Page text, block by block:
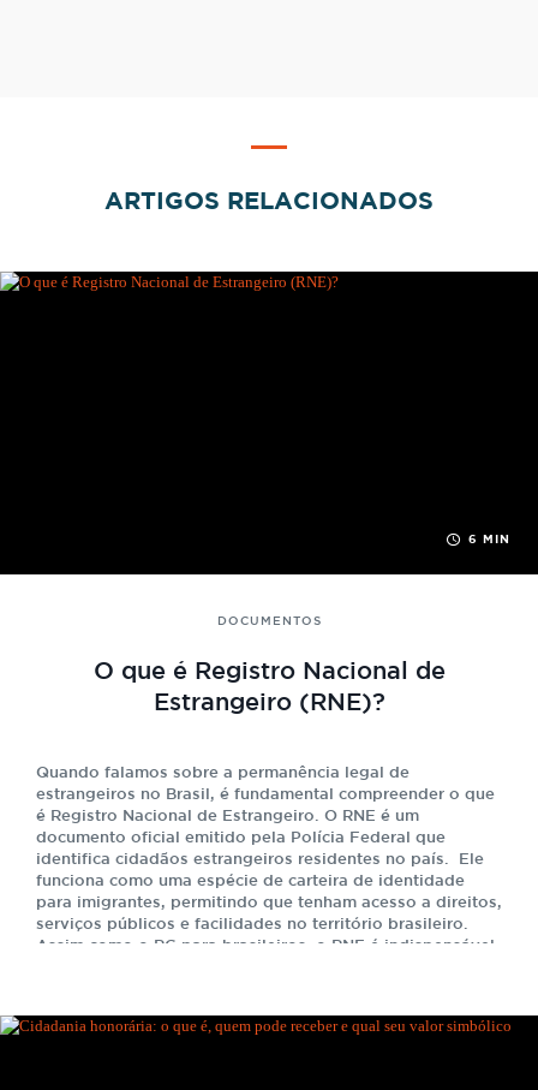
ARTIGOS RELACIONADOS
6 MIN
DOCUMENTOS
O que é Registro Nacional de
Estrangeiro (RNE)?
Quando falamos sobre a permanência legal de
estrangeiros no Brasil, é fundamental compreender o que
é Registro Nacional de Estrangeiro. O RNE é um
documento oficial emitido pela Polícia Federal que
identifica cidadãos estrangeiros residentes no país. Ele
funciona como uma espécie de carteira de identidade
para imigrantes, permitindo que tenham acesso a direitos,
serviços públicos e facilidades no território brasileiro.
Assim como o RG para brasileiros, o RNE é indispensável
identificação único. Além de servir como documento de